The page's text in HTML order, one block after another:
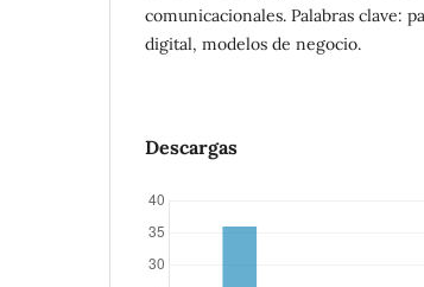
comunicacionales. Palabras clave:
digital, modelos de negocio.
Descargas